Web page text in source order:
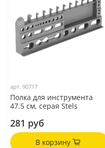
арт.90717
Полка для инструмента
47.5 см, серая Stels
281 руб
В корзину